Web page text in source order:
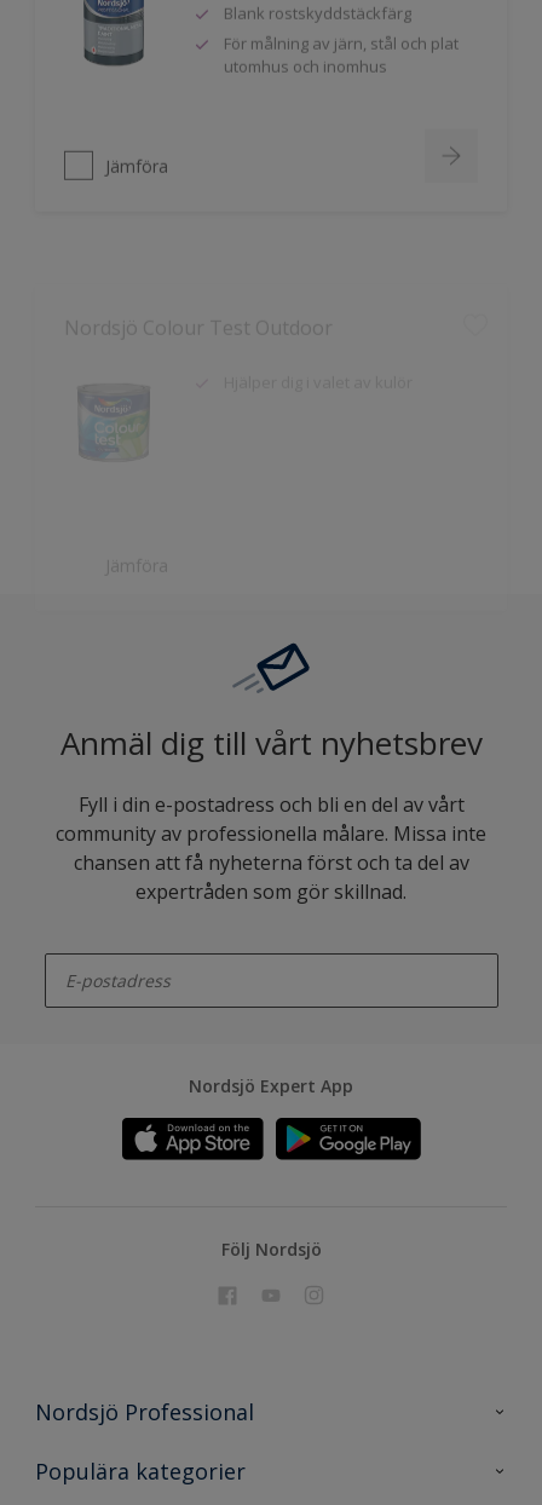
För målning av järn, stål och plat
utomhus och inomhus
Anmäl dig till vårt nyhetsbrev
Fyll i din e-postadress och bli en del av vårt
community av professionella målare. Missa inte
chansen att få nyheterna först och ta del av
expertråden som gör skillnad.
Nordsjö Expert App
Följ Nordsjö
Nordsjö Professional
Kontakta oss
Populära kategorier